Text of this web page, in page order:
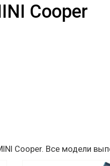
Cooper
Cooper. Все модели